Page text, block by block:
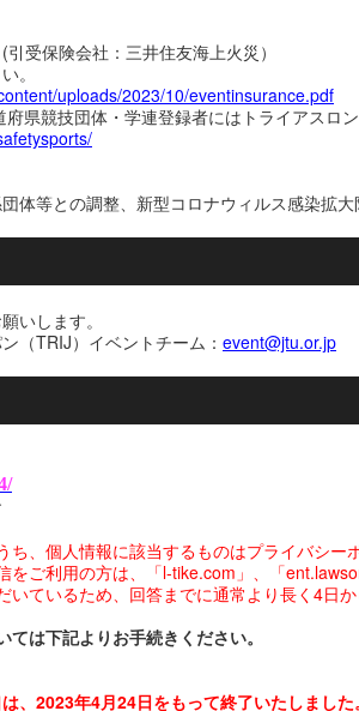
受保険会社：三井住友海上火災）
。
uploads/2023/10/eventinsurance.pdf
県競技団体・学連登録者にはトライアスロ
体等との調整、新型コロナウィルス感染拡
いします。
（TRIJ）イベントチーム： event@jtu.or.jp
、個人情報に該当するものはプライバシー
ご利用の方は、「l-tike.com」、「
ているため、回答までに通常より長く4日
は下記よりお手続きください。
、2023年4月24日をもって終了いたしました。